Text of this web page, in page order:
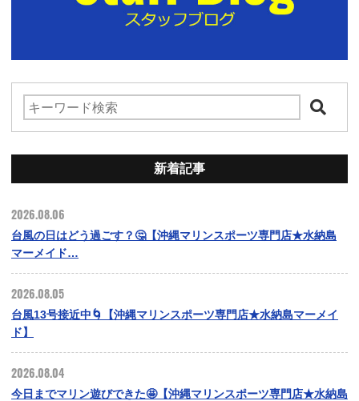
新着記事
2026.08.06
台風の日はどう過ごす？🤔【沖縄マリンスポーツ専門店★水納島
マーメイド…
2026.08.05
台風13号接近中🌀【沖縄マリンスポーツ専門店★水納島マーメイ
ド】
2026.08.04
今日までマリン遊びできた🤩【沖縄マリンスポーツ専門店★水納島